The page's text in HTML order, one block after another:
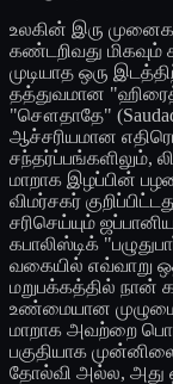
உலகின் இரு
கண்டறிவது மிகவும்
முடியாத ஒரு
தத்துவமான
"சௌதாதே"
ஆச்சரியமான
சந்தர்ப்பங்களிலும்,
மாறாக இழப்பின்
விமர்சகர்
சரிசெய்யும்
கபாலிஸ்டிக்
வகையில் எவ்வாறு
மறுபக்கத்தில் நான்
உண்மையான
மாறாக அவற்றை
பகுதியாக
தோல்வி அல்ல, அது